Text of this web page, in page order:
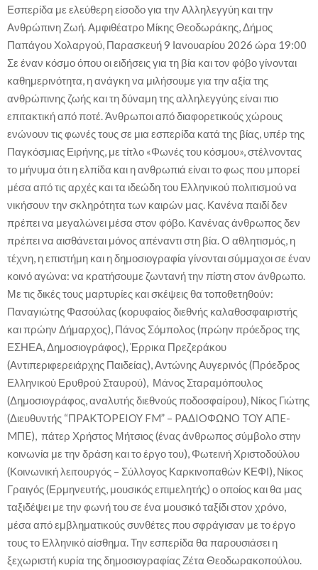
Εσπερίδα με ελεύθερη είσοδο για την Αλληλεγγύη και την
Ανθρώπινη Ζωή. Αμφιθέατρο Μίκης Θεοδωράκης, Δήμος
Παπάγου Χολαργού, Παρασκευή 9 Ιανουαρίου 2026 ώρα 19:00
Σε έναν κόσμο όπου οι ειδήσεις για τη βία και τον φόβο γίνονται
καθημερινότητα, η ανάγκη να μιλήσουμε για την αξία της
ανθρώπινης ζωής και τη δύναμη της αλληλεγγύης είναι πιο
επιτακτική από ποτέ. Άνθρωποι από διαφορετικούς χώρους
ενώνουν τις φωνές τους σε μια εσπερίδα κατά της βίας, υπέρ της
Παγκόσμιας Ειρήνης, με τίτλο «Φωνές του κόσμου», στέλνοντας
το μήνυμα ότι η ελπίδα και η ανθρωπιά είναι το φως που μπορεί
μέσα από τις αρχές και τα ιδεώδη του Ελληνικού πολιτισμού να
νικήσουν την σκληρότητα των καιρών μας. Κανένα παιδί δεν
πρέπει να μεγαλώνει μέσα στον φόβο. Κανένας άνθρωπος δεν
πρέπει να αισθάνεται μόνος απέναντι στη βία. Ο αθλητισμός, η
τέχνη, η επιστήμη και η δημοσιογραφία γίνονται σύμμαχοι σε έναν
κοινό αγώνα: να κρατήσουμε ζωντανή την πίστη στον άνθρωπο.
Με τις δικές τους μαρτυρίες και σκέψεις θα τοποθετηθούν:
Παναγιώτης Φασούλας (κορυφαίος διεθνής καλαθοσφαιριστής
και πρώην Δήμαρχος), Πάνος Σόμπολος (πρώην πρόεδρος της
ΕΣΗΕΑ, Δημοσιογράφος), Έρρικα Πρεζεράκου
(Αντιπεριφερειάρχης Παιδείας), Αντώνης Αυγερινός (Πρόεδρος
Ελληνικού Ερυθρού Σταυρού), Μάνος Σταραμόπουλος
(Δημοσιογράφος, αναλυτής διεθνούς ποδοσφαίρου), Νίκος Γιώτης
(Διευθυντής “ΠPAKTOPEIOY FM” – PAΔIOΦΩNO TOY AΠE-
MΠE), πάτερ Χρήστος Μήτσιος (ένας άνθρωπος σύμβολο στην
κοινωνία με την δράση και το έργο του), Φωτεινή Χριστοδούλου
(Κοινωνική λειτουργός – Σύλλογος Καρκινοπαθών ΚΕΦΙ), Νίκος
Γραιγός (Ερμηνευτής, μουσικός επιμελητής) ο οποίος και θα μας
ταξιδέψει με την φωνή του σε ένα μουσικό ταξίδι στον χρόνο,
μέσα από εμβληματικούς συνθέτες που σφράγισαν με το έργο
τους το Ελληνικό αίσθημα. Την εσπερίδα θα παρουσιάσει η
ξεχωριστή κυρία της δημοσιογραφίας Ζέτα Θεοδωρακοπούλου.